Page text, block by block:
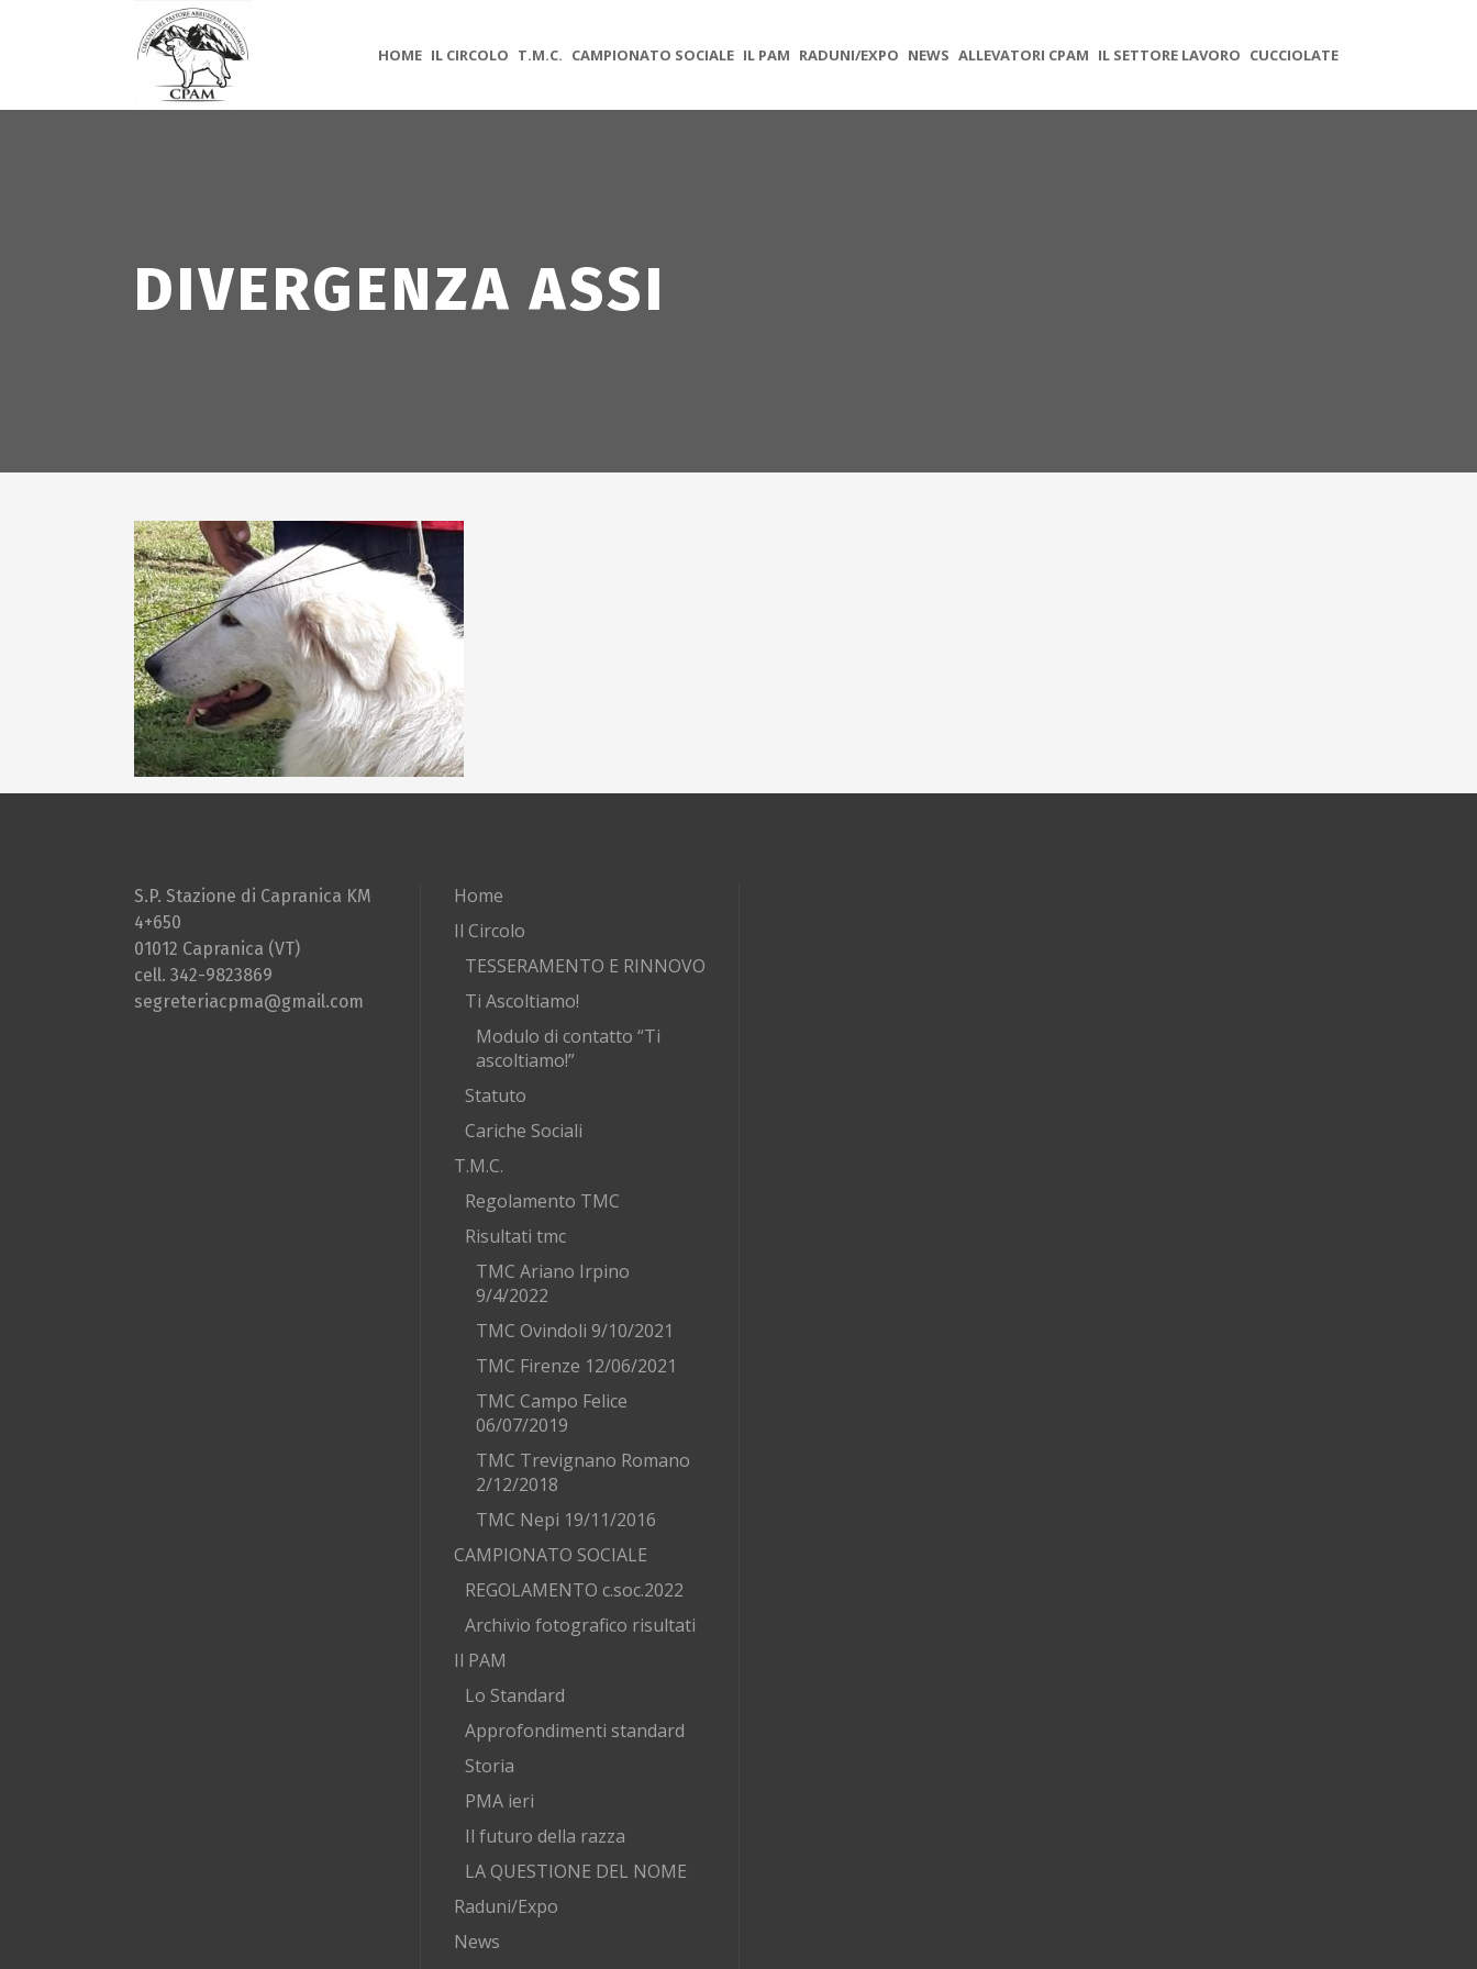
HOME IL CIRCOLO T.M.C. CAMPIONATO SOCIALE IL PAM RADUNI/EXPO NEWS ALLEVATORI CPAM IL SETTORE LAVORO CUCCIOLATE
DIVERGENZA ASSI
S.P. Stazione di Capranica KM
4+650
01012 Capranica (VT)
cell. 342-9823869
segreteriacpma@gmail.com
Home
Il Circolo
TESSERAMENTO E RINNOVO
Ti Ascoltiamo!
Modulo di contatto “Ti
ascoltiamo!”
Statuto
Cariche Sociali
T.M.C.
Regolamento TMC
Risultati tmc
TMC Ariano Irpino
9/4/2022
TMC Ovindoli 9/10/2021
TMC Firenze 12/06/2021
TMC Campo Felice
06/07/2019
TMC Trevignano Romano
2/12/2018
TMC Nepi 19/11/2016
CAMPIONATO SOCIALE
REGOLAMENTO c.soc.2022
Archivio fotografico risultati
Il PAM
Lo Standard
Approfondimenti standard
Storia
PMA ieri
Il futuro della razza
LA QUESTIONE DEL NOME
Raduni/Expo
News